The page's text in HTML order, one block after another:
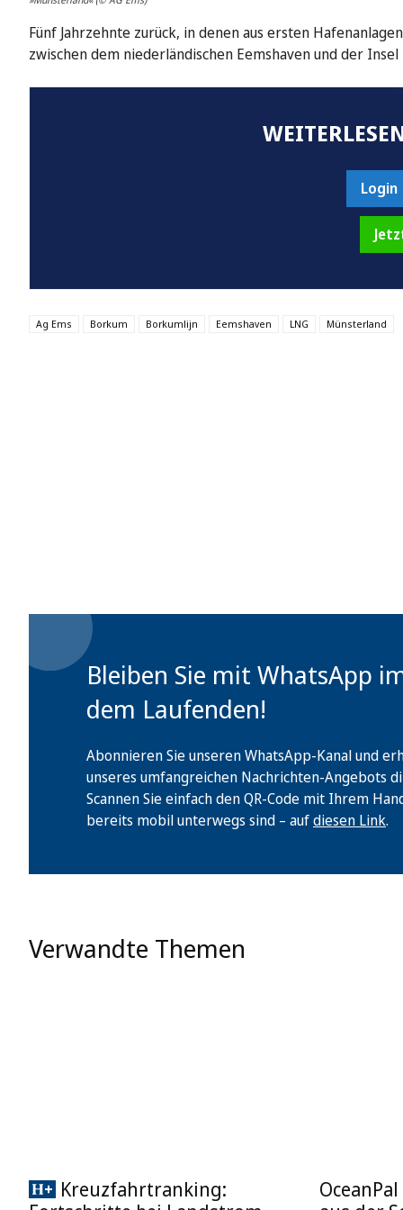
Fünf Jahrzehnte zurück, in denen aus ersten
zwischen dem niederländischen Eemshaven und der
Login
Ag Ems Borkum Borkumlijn Eemshaven LNG Münsterland
Bleiben Sie mit WhatsApp
dem Laufenden!
Abonnieren Sie unseren WhatsApp-Kanal und
unseres umfangreichen Nachrichten-Angebots
Scannen Sie einfach den QR-Code mit Ihrem
bereits mobil unterwegs sind – aufdiesen Link.
Verwandte Themen
Kreuzfahrtranking: